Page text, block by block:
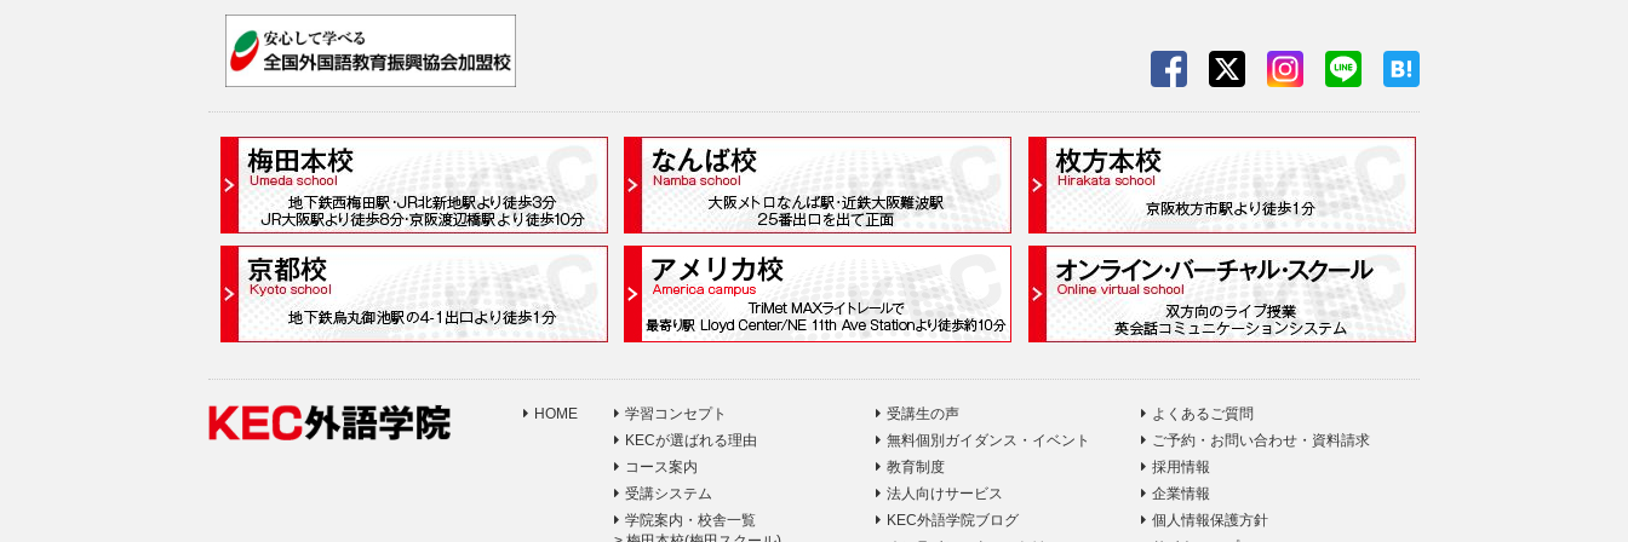
HOME
学習コンセプト
KECが選ばれる理由
コース案内
受講システム
学院案内・校舎一覧
受講生の声
無料個別ガイダンス・イベント
教育制度
法人向けサービス
KEC外語学院ブログ
よくあるご質問
ご予約・お問い合わせ・資料請求
採用情報
企業情報
個人情報保護方針